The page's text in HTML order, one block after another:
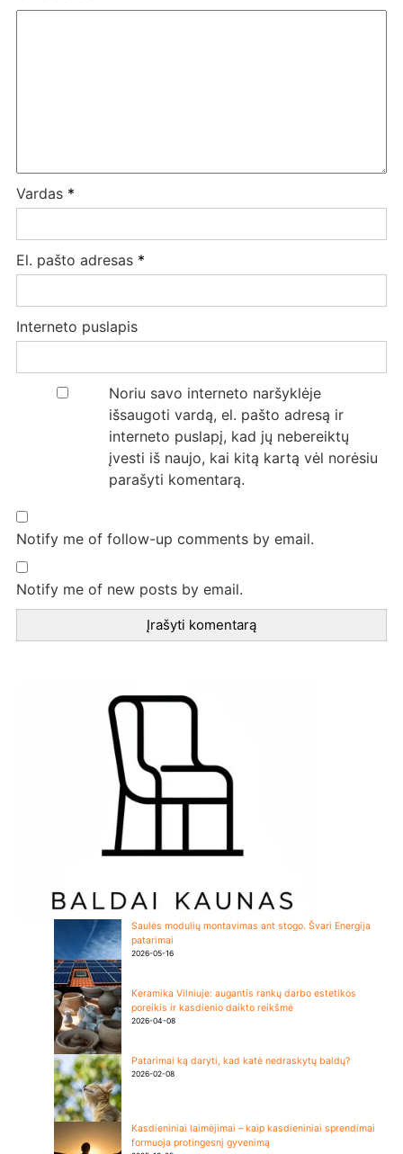
Vardas *
El. pašto adresas *
Interneto puslapis
Noriu savo interneto naršyklėje
išsaugoti vardą, el. pašto adresą ir
interneto puslapį, kad jų nebereiktų
įvesti iš naujo, kai kitą kartą vėl norėsiu
parašyti komentarą.
Notify me of follow-up comments by email.
Notify me of new posts by email.
Saulės modulių montavimas ant stogo. Švari Energija
patarimai
2026-05-16
Keramika Vilniuje: augantis rankų darbo estetikos
poreikis ir kasdienio daikto reikšmė
2026-04-08
Patarimai ką daryti, kad katė nedraskytų baldų?
2026-02-08
Kasdieniniai laimėjimai – kaip kasdieniniai sprendimai
formuoja protingesnį gyvenimą